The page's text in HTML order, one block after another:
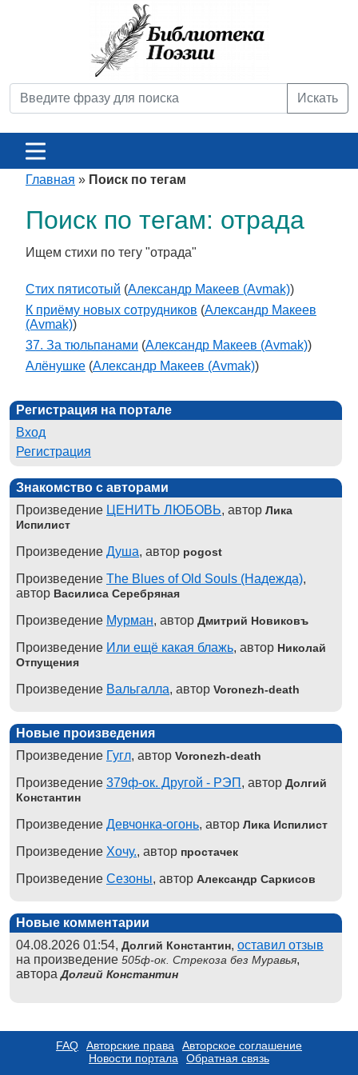
Искать
Главная » Поиск по тегам
Поиск по тегам: отрада
Ищем стихи по тегу "отрада"
Стих пятисотый (Александр Макеев (Avmak))
К приёму новых сотрудников (Александр Макеев
(Avmak))
37. За тюльпанами (Александр Макеев (Avmak))
Алёнушке (Александр Макеев (Avmak))
Регистрация на портале
Вход
Регистрация
Знакомство с авторами
Произведение ЦЕНИТЬ ЛЮБОВЬ, автор Лика
Испилист
Произведение Душа, автор pogost
Произведение The Blues of Old Souls (Надежда),
автор Василиса Серебряная
Произведение Мурман, автор Дмитрий Новиковъ
Произведение Или ещё какая блажь, автор Николай
Отпущения
Произведение Вальгалла, автор Voronezh-death
Новые произведения
Произведение Гугл, автор Voronezh-death
Произведение 379ф-ок. Другой - РЭП , автор Долгий
Константин
Произведение Девчонка-огонь, автор Лика Испилист
Произведение Хочу., автор простачек
Произведение Сезоны, автор Александр Саркисов
Новые комментарии
04.08.2026 01:54, Долгий Константин, оставил отзыв
на произведение 505ф-ок. Стрекоза без Муравья,
автораДолгий Константин
FAQ Авторские права
Авторское соглашение
Новости портала
Обратная связь